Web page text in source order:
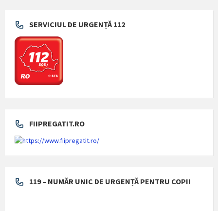
SERVICIUL DE URGENȚĂ 112
FIIPREGATIT.RO
119 – NUMĂR UNIC DE URGENȚĂ PENTRU COPII